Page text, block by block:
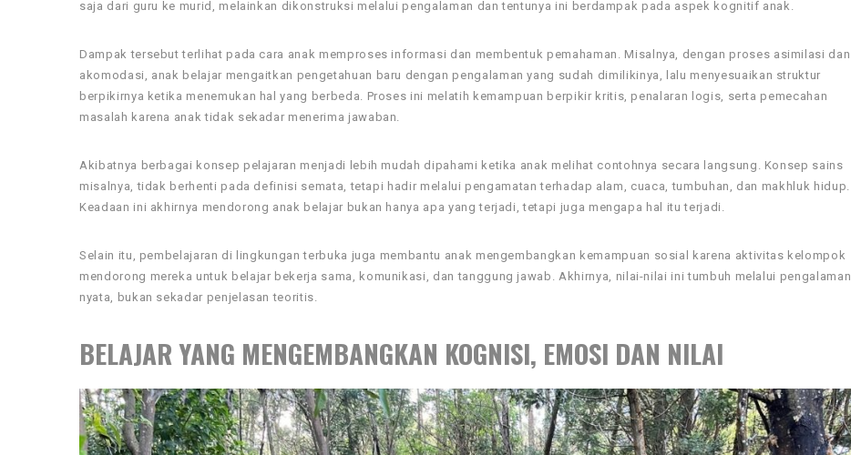
saja dari guru ke murid, melainkan dikonstruksi melalui pengalaman dan tentunya ini berdampak pada aspek kognitif anak.
Dampak tersebut terlihat pada cara anak memproses informasi dan membentuk pemahaman. Misalnya, dengan proses asimilasi dan
akomodasi, anak belajar mengaitkan pengetahuan baru dengan pengalaman yang sudah dimilikinya, lalu menyesuaikan struktur
berpikirnya ketika menemukan hal yang berbeda. Proses ini melatih kemampuan berpikir kritis, penalaran logis, serta pemecahan
masalah karena anak tidak sekadar menerima jawaban.
Akibatnya berbagai konsep pelajaran menjadi lebih mudah dipahami ketika anak melihat contohnya secara langsung. Konsep sains
misalnya, tidak berhenti pada definisi semata, tetapi hadir melalui pengamatan terhadap alam, cuaca, tumbuhan, dan makhluk hidup.
Keadaan ini akhirnya mendorong anak belajar bukan hanya apa yang terjadi, tetapi juga mengapa hal itu terjadi.
Selain itu, pembelajaran di lingkungan terbuka juga membantu anak mengembangkan kemampuan sosial karena aktivitas kelompok
mendorong mereka untuk belajar bekerja sama, komunikasi, dan tanggung jawab. Akhirnya, nilai-nilai ini tumbuh melalui pengalaman
nyata, bukan sekadar penjelasan teoritis.
BELAJAR YANG MENGEMBANGKAN KOGNISI, EMOSI DAN NILAI